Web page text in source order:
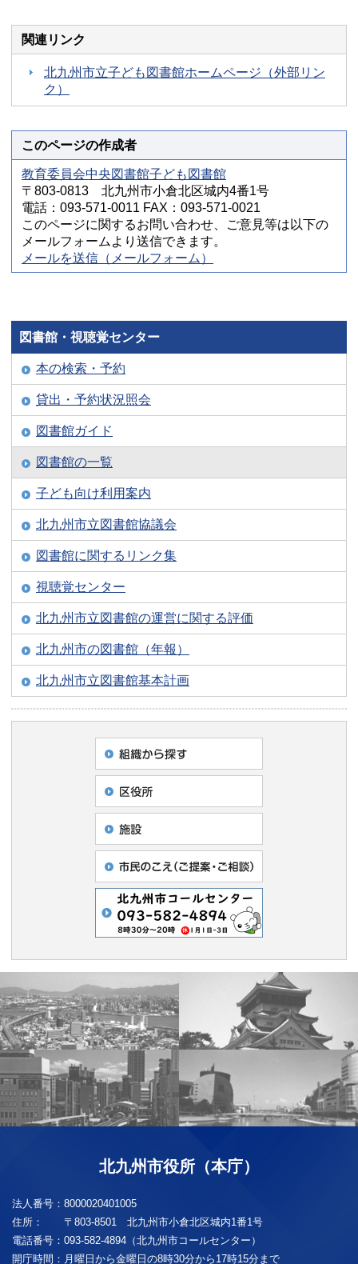
関連リンク
北九州市立子ども図書館ホームページ（外部リン
ク）
このページの作成者
教育委員会中央図書館子ども図書館
〒803-0813 北九州市小倉北区城内4番1号
電話：093-571-0011 FAX：093-571-0021
このページに関するお問い合わせ、ご意見等は以下の
メールフォームより送信できます。
メールを送信（メールフォーム）
図書館・視聴覚センター
本の検索・予約
貸出・予約状況照会
図書館ガイド
図書館の一覧
子ども向け利用案内
北九州市立図書館協議会
図書館に関するリンク集
視聴覚センター
北九州市立図書館の運営に関する評価
北九州市の図書館（年報）
北九州市立図書館基本計画
北九州市役所（本庁）
法人番号： 8000020401005
住所：
〒803-8501 北九州市小倉北区城内1番1号
電話番号： 093-582-4894（北九州市コールセンター）
開庁時間： 月曜日から金曜日の8時30分から17時15分まで